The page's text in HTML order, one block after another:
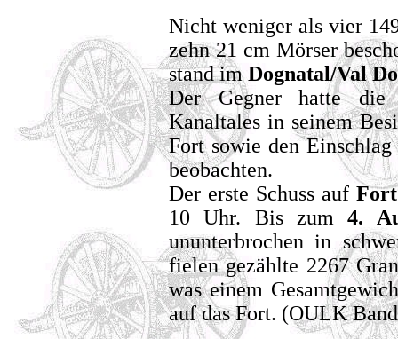
Nicht weniger als vier
zehn 21 cm Mörser
stand imDognatal/Val
Der Gegner hatte die
Kanaltales in seinem
Fort sowie den
beobachten.
Der erste Schuss auf
10 Uhr. Bis zum4.
ununterbrochen in
fielen gezählte 2267
was einem
auf das Fort. (OULK